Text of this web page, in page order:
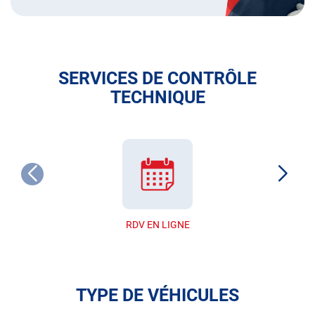
SERVICES DE CONTRÔLE
TECHNIQUE
RDV EN LIGNE
TYPE DE VÉHICULES